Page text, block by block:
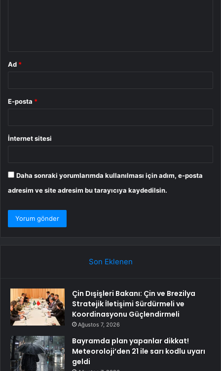
Ad *
E-posta *
İnternet sitesi
Daha sonraki yorumlarımda kullanılması için adım, e-posta
adresim ve site adresim bu tarayıcıya kaydedilsin.
Son Eklenen
Çin Dışişleri Bakanı: Çin ve Brezilya
Stratejik İletişimi Sürdürmeli ve
Koordinasyonu Güçlendirmeli
Ağustos 7, 2026
Bayramda plan yapanlar dikkat!
Meteoroloji’den 21 ile sarı kodlu uyarı
geldi